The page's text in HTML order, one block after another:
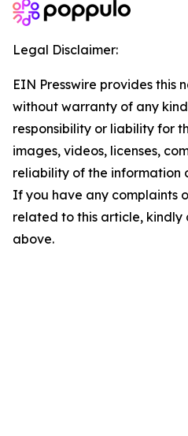
Legal Disclaimer:
EIN Presswire provides this
without warranty of any
responsibility or liability for
images, videos, licenses,
reliability of the information
If you have any complaints
related to this article,
above.